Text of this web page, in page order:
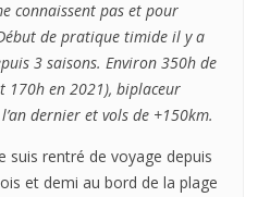
connaissent pas et pour
de pratique timide il y a
3 saisons. Environ 350h de
170h en 2021), biplaceur
dernier et vols de +150km.
suis rentré de voyage depuis
et demi au bord de la plage